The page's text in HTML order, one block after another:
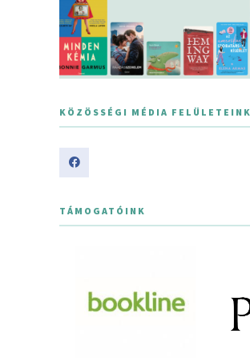
KÖZÖSSÉGI MÉDIA FELÜLETEINK
TÁMOGATÓINK